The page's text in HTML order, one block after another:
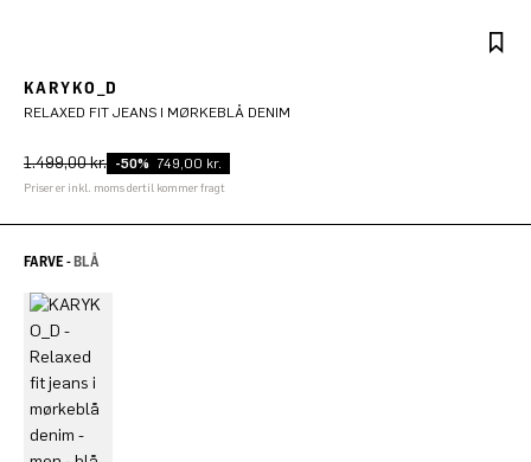
KARYKO_D
RELAXED FIT JEANS I MØRKEBLÅ DENIM
1.499,00 kr. -50% 749,00 kr.
Priser er inkl. moms dertil kommer fragt
FARVE -BLÅ